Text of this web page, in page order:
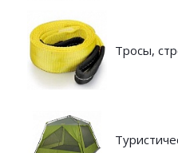
Тросы,